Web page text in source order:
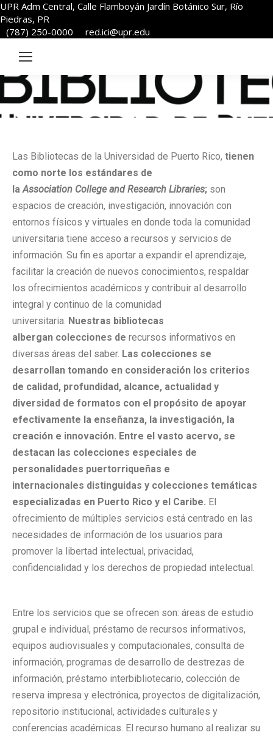
UPR Adm Central, Calle Flamboyán Jardín Botánico Sur, Río
Piedras, PR
(787) 250-0000
red.ici@upr.edu
Las Bibliotecas de la Universidad de Puerto Rico, tienen
como norte los estándares de
la Association CollegeandResearch Libraries; son
espacios de creación, investigación, innovación con
entornos físicos y virtuales en donde toda la comunidad
universitaria tiene acceso a recursos y servicios de
información. Su fin es aportar a expandir el aprendizaje,
facilitar la creación de nuevos conocimientos, respaldar
los ofrecimientos académicos y contribuir al desarrollo
integral y continuo de la comunidad
universitaria. Nuestras bibliotecas
albergan colecciones de recursos informativos en
diversas áreas del saber. Las colecciones se
desarrollan tomando en consideración los criterios
de calidad, profundidad, alcance, actualidad y
diversidad de formatos con el propósito de apoyar
efectivamente la enseñanza, la investigación, la
creación e innovación. Entre el vasto acervo, se
destacan las colecciones especiales de
personalidades puertorriqueñas e
internacionales distinguidas y colecciones temáticas
especializadas en Puerto Rico y el Caribe. El
ofrecimiento de múltiples servicios está centrado en las
necesidades de información de los usuarios para
promover la libertad intelectual, privacidad,
confidencialidad y los derechos de propiedad intelectual.
Entre los servicios que se ofrecen son: áreas de estudio
grupal e individual, préstamo de recursos informativos,
equipos audiovisuales y computacionales, consulta de
información, programas de desarrollo de destrezas de
información, préstamo interbibliotecario, colección de
reserva impresa y electrónica, proyectos de digitalización,
repositorio institucional, actividades culturales y
conferencias académicas. El recurso humano al realizar su